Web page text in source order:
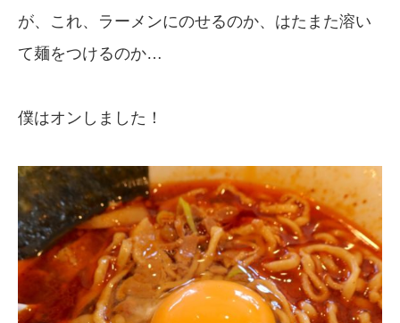
が、これ、ラーメンにのせるのか、はたまた溶い
て麺をつけるのか…
僕はオンしました！